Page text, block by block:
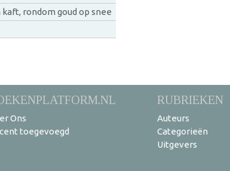
rondom goud op snee
Ons
toegevoegd
RUBRIEKEN
Auteurs
Categorieën
Uitgevers